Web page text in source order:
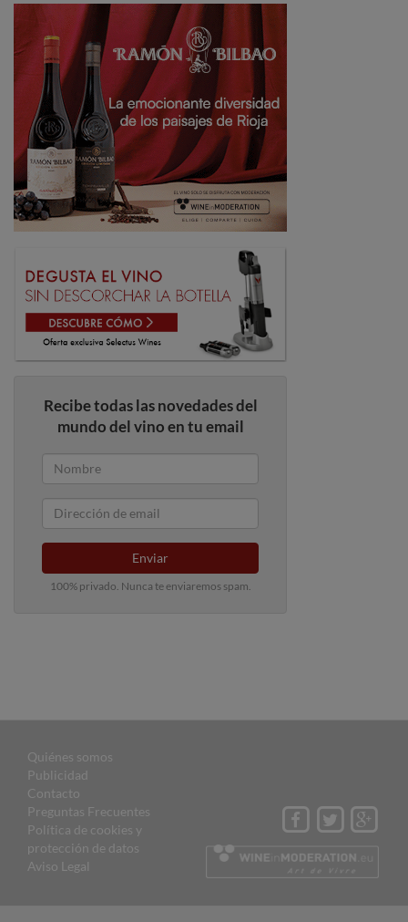
Recibe todas las novedades del
mundo del vino en tu email
Enviar
100% privado. Nunca te enviaremos spam.
Quiénes somos
Publicidad
Contacto
Preguntas Frecuentes
Política de cookies y
protección de datos
Aviso Legal